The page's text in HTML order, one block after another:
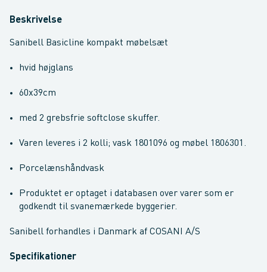
Beskrivelse
Sanibell Basicline kompakt møbelsæt
hvid højglans
60x39cm
med 2 grebsfrie softclose skuffer.
Varen leveres i 2 kolli; vask 1801096 og møbel 1806301.
Porcelænshåndvask
Produktet er optaget i databasen over varer som er
godkendt til svanemærkede byggerier.
Sanibell forhandles i Danmark af COSANI A/S
Specifikationer